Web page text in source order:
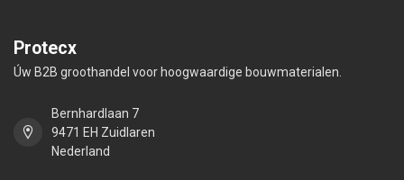
Protecx
Úw B2B groothandel voor hoogwaardige bouwmaterialen.
Bernhardlaan 7
9471 EH Zuidlaren
Nederland